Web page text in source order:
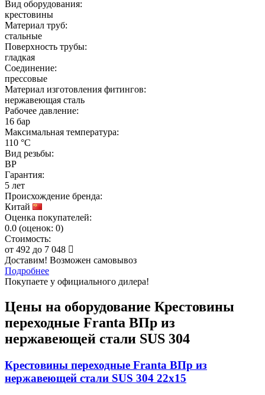
Вид оборудования:
крестовины
Материал труб:
стальные
Поверхность трубы:
гладкая
Соединение:
прессовые
Материал изготовления фитингов:
нержавеющая сталь
Рабочее давление:
16 бар
Максимальная температура:
110 °C
Вид резьбы:
ВР
Гарантия:
5 лет
Происхождение бренда:
Китай
Оценка покупателей:
0.0 (оценок: 0)
Стоимость:
от 492 до 7 048
Доставим! Возможен самовывоз
Подробнее
Покупаете у официального дилера!
Цены на оборудование Крестовины
переходные Franta ВПр из
нержавеющей стали SUS 304
Крестовины переходные Franta ВПр из
нержавеющей стали SUS 304 22х15